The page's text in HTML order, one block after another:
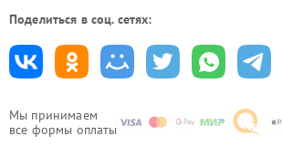
Мы принимаем
все формы оплаты
Поделиться в соц. сетях: